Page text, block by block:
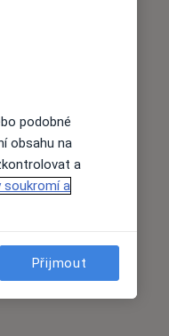
podobné
obsahu na
a
soukromí a
Přijmout